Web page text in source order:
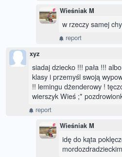
Wieśniak M
w rzeczy samej
report
xyz
siadaj dziecko !!! pała !!!
klasy i przemyśl swoją
!! lemingu dżenderowy !
wierszyk Wieś ;*
report
Wieśniak M
idę do kąta